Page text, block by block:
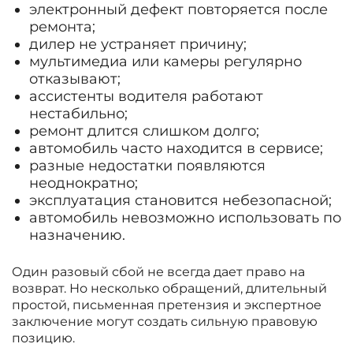
электронный дефект повторяется после
ремонта;
дилер не устраняет причину;
мультимедиа или камеры регулярно
отказывают;
ассистенты водителя работают
нестабильно;
ремонт длится слишком долго;
автомобиль часто находится в сервисе;
разные недостатки появляются
неоднократно;
эксплуатация становится небезопасной;
автомобиль невозможно использовать по
назначению.
Один разовый сбой не всегда дает право на
возврат. Но несколько обращений, длительный
простой, письменная претензия и экспертное
заключение могут создать сильную правовую
позицию.